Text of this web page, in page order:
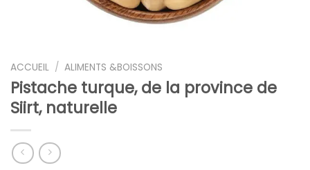
ACCUEIL / ALIMENTS &BOISSONS
Pistache turque, de la province de
Siirt, naturelle